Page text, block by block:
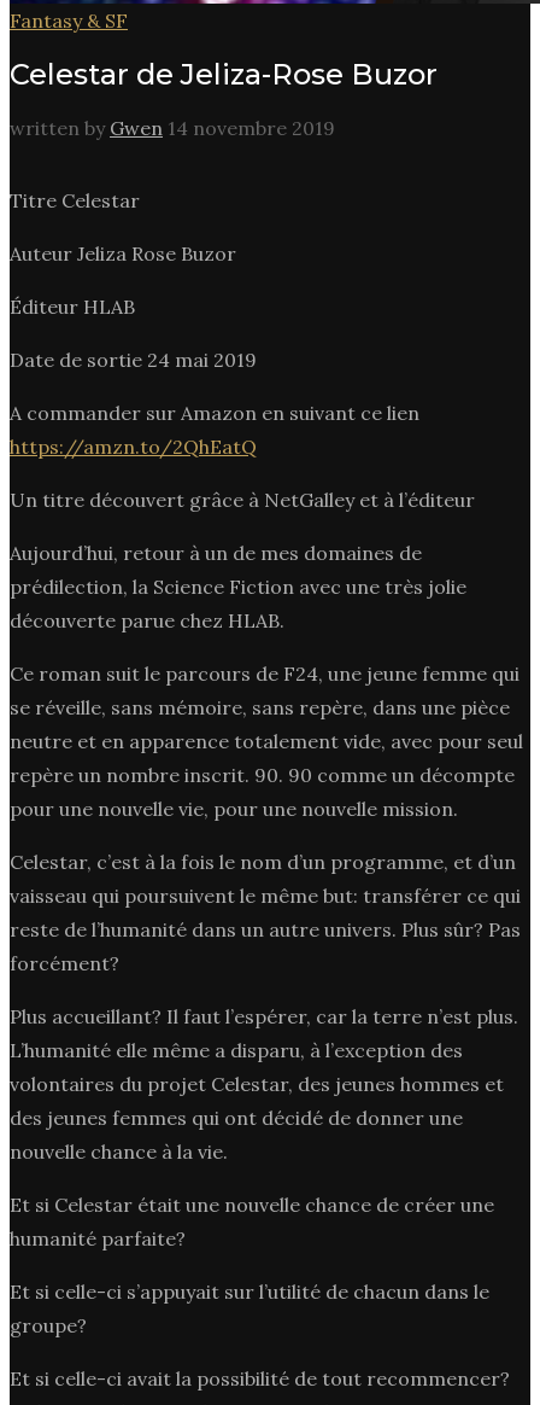
Fantasy & SF
Celestar de Jeliza-Rose Buzor
written by Gwen 14 novembre 2019
Titre Celestar
Auteur Jeliza Rose Buzor
Éditeur HLAB
Date de sortie 24 mai 2019
A commander sur Amazon en suivant ce lien
https://amzn.to/2QhEatQ
Un titre découvert grâce à NetGalley et à l’éditeur
Aujourd’hui, retour à un de mes domaines de
prédilection, la Science Fiction avec une très jolie
découverte parue chez HLAB.
Ce roman suit le parcours de F24, une jeune femme qui
se réveille, sans mémoire, sans repère, dans une pièce
neutre et en apparence totalement vide, avec pour seul
repère un nombre inscrit. 90. 90 comme un décompte
pour une nouvelle vie, pour une nouvelle mission.
Celestar, c’est à la fois le nom d’un programme, et d’un
vaisseau qui poursuivent le même but: transférer ce qui
reste de l’humanité dans un autre univers. Plus sûr? Pas
forcément?
Plus accueillant? Il faut l’espérer, car la terre n’est plus.
L’humanité elle même a disparu, à l’exception des
volontaires du projet Celestar, des jeunes hommes et
des jeunes femmes qui ont décidé de donner une
nouvelle chance à la vie.
Et si Celestar était une nouvelle chance de créer une
humanité parfaite?
Et si celle-ci s’appuyait sur l’utilité de chacun dans le
groupe?
Et si celle-ci avait la possibilité de tout recommencer?